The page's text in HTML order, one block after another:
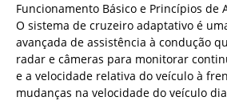
Funcionamento Básico e Princípios de
O sistema de cruzeiro adaptativo é
avançada de assistência à condução
radar e câmeras para monitorar
e a velocidade relativa do veículo à
mudanças na velocidade do veículo